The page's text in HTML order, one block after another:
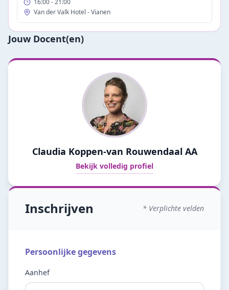
16:00- 21:00
Van der Valk Hotel - Vianen
Jouw Docent(en)
Claudia Koppen-van Rouwendaal AA
Bekijk volledig profiel
Inschrijven * Verplichte velden
Persoonlijke gegevens
Aanhef